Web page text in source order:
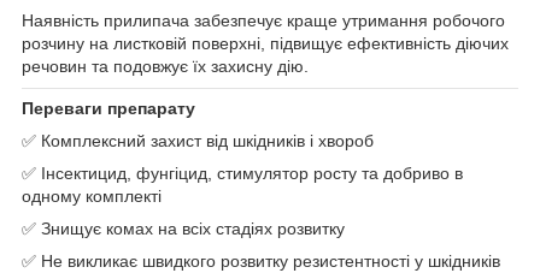
Наявність прилипача забезпечує краще утримання робочого
розчину на листковій поверхні, підвищує ефективність діючих
речовин та подовжує їх захисну дію.
Переваги препарату
✅ Комплексний захист від шкідників і хвороб
✅ Інсектицид, фунгіцид, стимулятор росту та добриво в
одному комплекті
✅ Знищує комах на всіх стадіях розвитку
✅ Не викликає швидкого розвитку резистентності у шкідників